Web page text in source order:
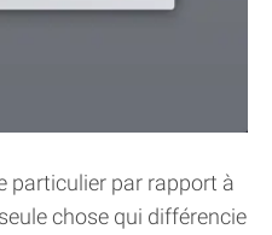
particulier par rapport à
chose qui différencie